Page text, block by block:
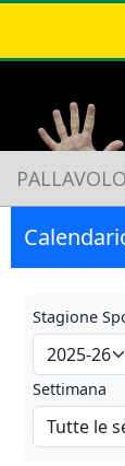
PALLAVOLO